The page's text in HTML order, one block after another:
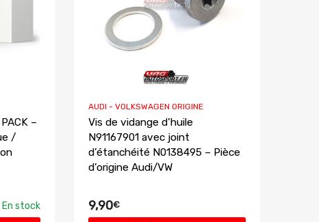
–
/
En stock
AUDI - VOLKSWAGEN ORIGINE
Vis de vidange d’huile
N91167901 avec joint
d’étanchéité N0138495 – Pièce
d’origine Audi/VW
9,90€